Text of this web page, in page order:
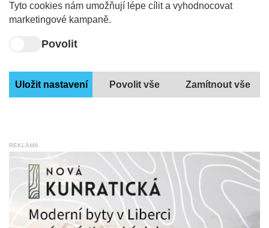
Tyto cookies nám umožňují lépe cílit a vyhodnocovat
marketingové kampaně.
Povolit
REKLAMA